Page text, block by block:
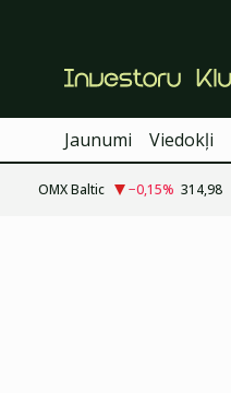
Jaunumi Viedokļi
OMX Baltic −0,15% 314,98